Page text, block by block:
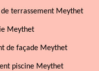
de terrassement Meythet
Meythet
de façade Meythet
piscine Meythet